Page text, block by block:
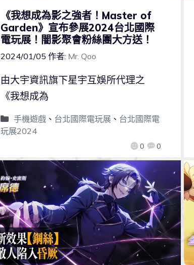
《我想成為影之強者！Master of
Garden》宣布參展2024台北國際
電玩展！闇影聚會粉絲團大方送！
2024/01/05 作者: Mr. Qoo
0 0
由大宇資訊旗下星宇互娛所代理之
《我想成為
手機遊戲、 台北國際電玩展、 台北國際電
玩展2024